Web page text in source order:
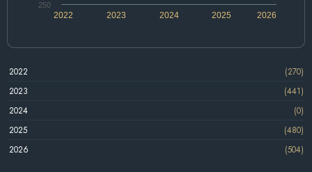
2025
2022 2023 2024 2026
250
2022
(270)
2023
(441)
2024
(0)
2025
(480)
2026
(504)